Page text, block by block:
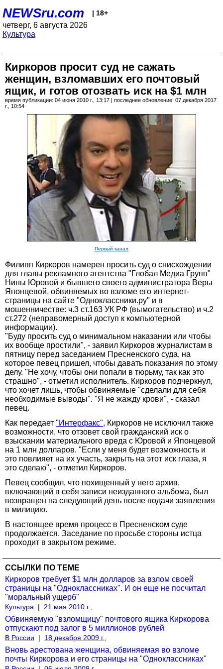
NEWSru.com | 18+
четверг, 6 августа 2026
Культура
Киркоров просит суд не сажать
женщин, взломавших его почтовый
ящик, и готов отозвать иск на $1 млн
время публикации: 04 июня 2010 г., 13:17 | последнее обновление: 07 декабря 2017
г., 10:54
Первый канал
Филипп Киркоров намерен просить суд о снисхождении
для главы рекламного агентства "Глобал Медиа Групп"
Нины Юровой и бывшего своего администратора Веры
Японцевой, обвиняемых во взломе его интернет-
страницы на сайте "Одноклассники.ру" и в
мошенничестве: ч.3 ст.163 УК РФ (вымогательство) и ч.2
ст.272 (неправомерный доступ к компьютерной
информации).
"Буду просить суд о минимальном наказании или чтобы
их вообще простили", - заявил Киркоров журналистам в
пятницу перед заседанием Пресненского суда, на
которое певец пришел, чтобы давать показания по этому
делу. "Не хочу, чтобы они попали в тюрьму, так как это
страшно", - отметил исполнитель. Киркоров подчеркнул,
что хочет лишь, чтобы обвиняемые "сделали для себя
необходимые выводы". "Я не жажду крови", - сказал
певец.
Как передает "Интерфакс", Киркоров не исключил также
возможности, что отзовет свой гражданский иск о
взыскании материального вреда с Юровой и Японцевой
на 1 млн долларов. "Если у меня будет возможность и
это повлияет на их участь, закрыть на этот иск глаза, я
это сделаю", - отметил Киркоров.
Певец сообщил, что похищенный у него архив,
включающий в себя записи неизданного альбома, был
возвращен на следующий день после подачи заявления
в милицию.
В настоящее время процесс в Пресненском суде
продолжается. Заседание по просьбе стороны истца
проходит в закрытом режиме.
ССЫЛКИ ПО ТЕМЕ
Киркоров требует $1 млн долларов за взлом своей
страницы на "Одноклассниках". И он еще не посчитал
"моральный ущерб"
Культура | 21 мая 2010 г.,
Обвиняемую "взломщицу" почтового ящика Киркорова
отпускают под залог в 5 миллионов рублей
В России | 18 декабря 2009 г.,
Вновь арестована женщина, обвиняемая во взломе
почты Киркорова и его страницы на "Одноклассниках"